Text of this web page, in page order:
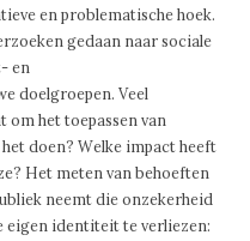
en problematische hoek.
gedaan naar sociale
en
doelgroepen. Veel
om het toepassen van
doen? Welke impact heeft
Het meten van behoeften
neemt die onzekerheid
eigen identiteit te verliezen: